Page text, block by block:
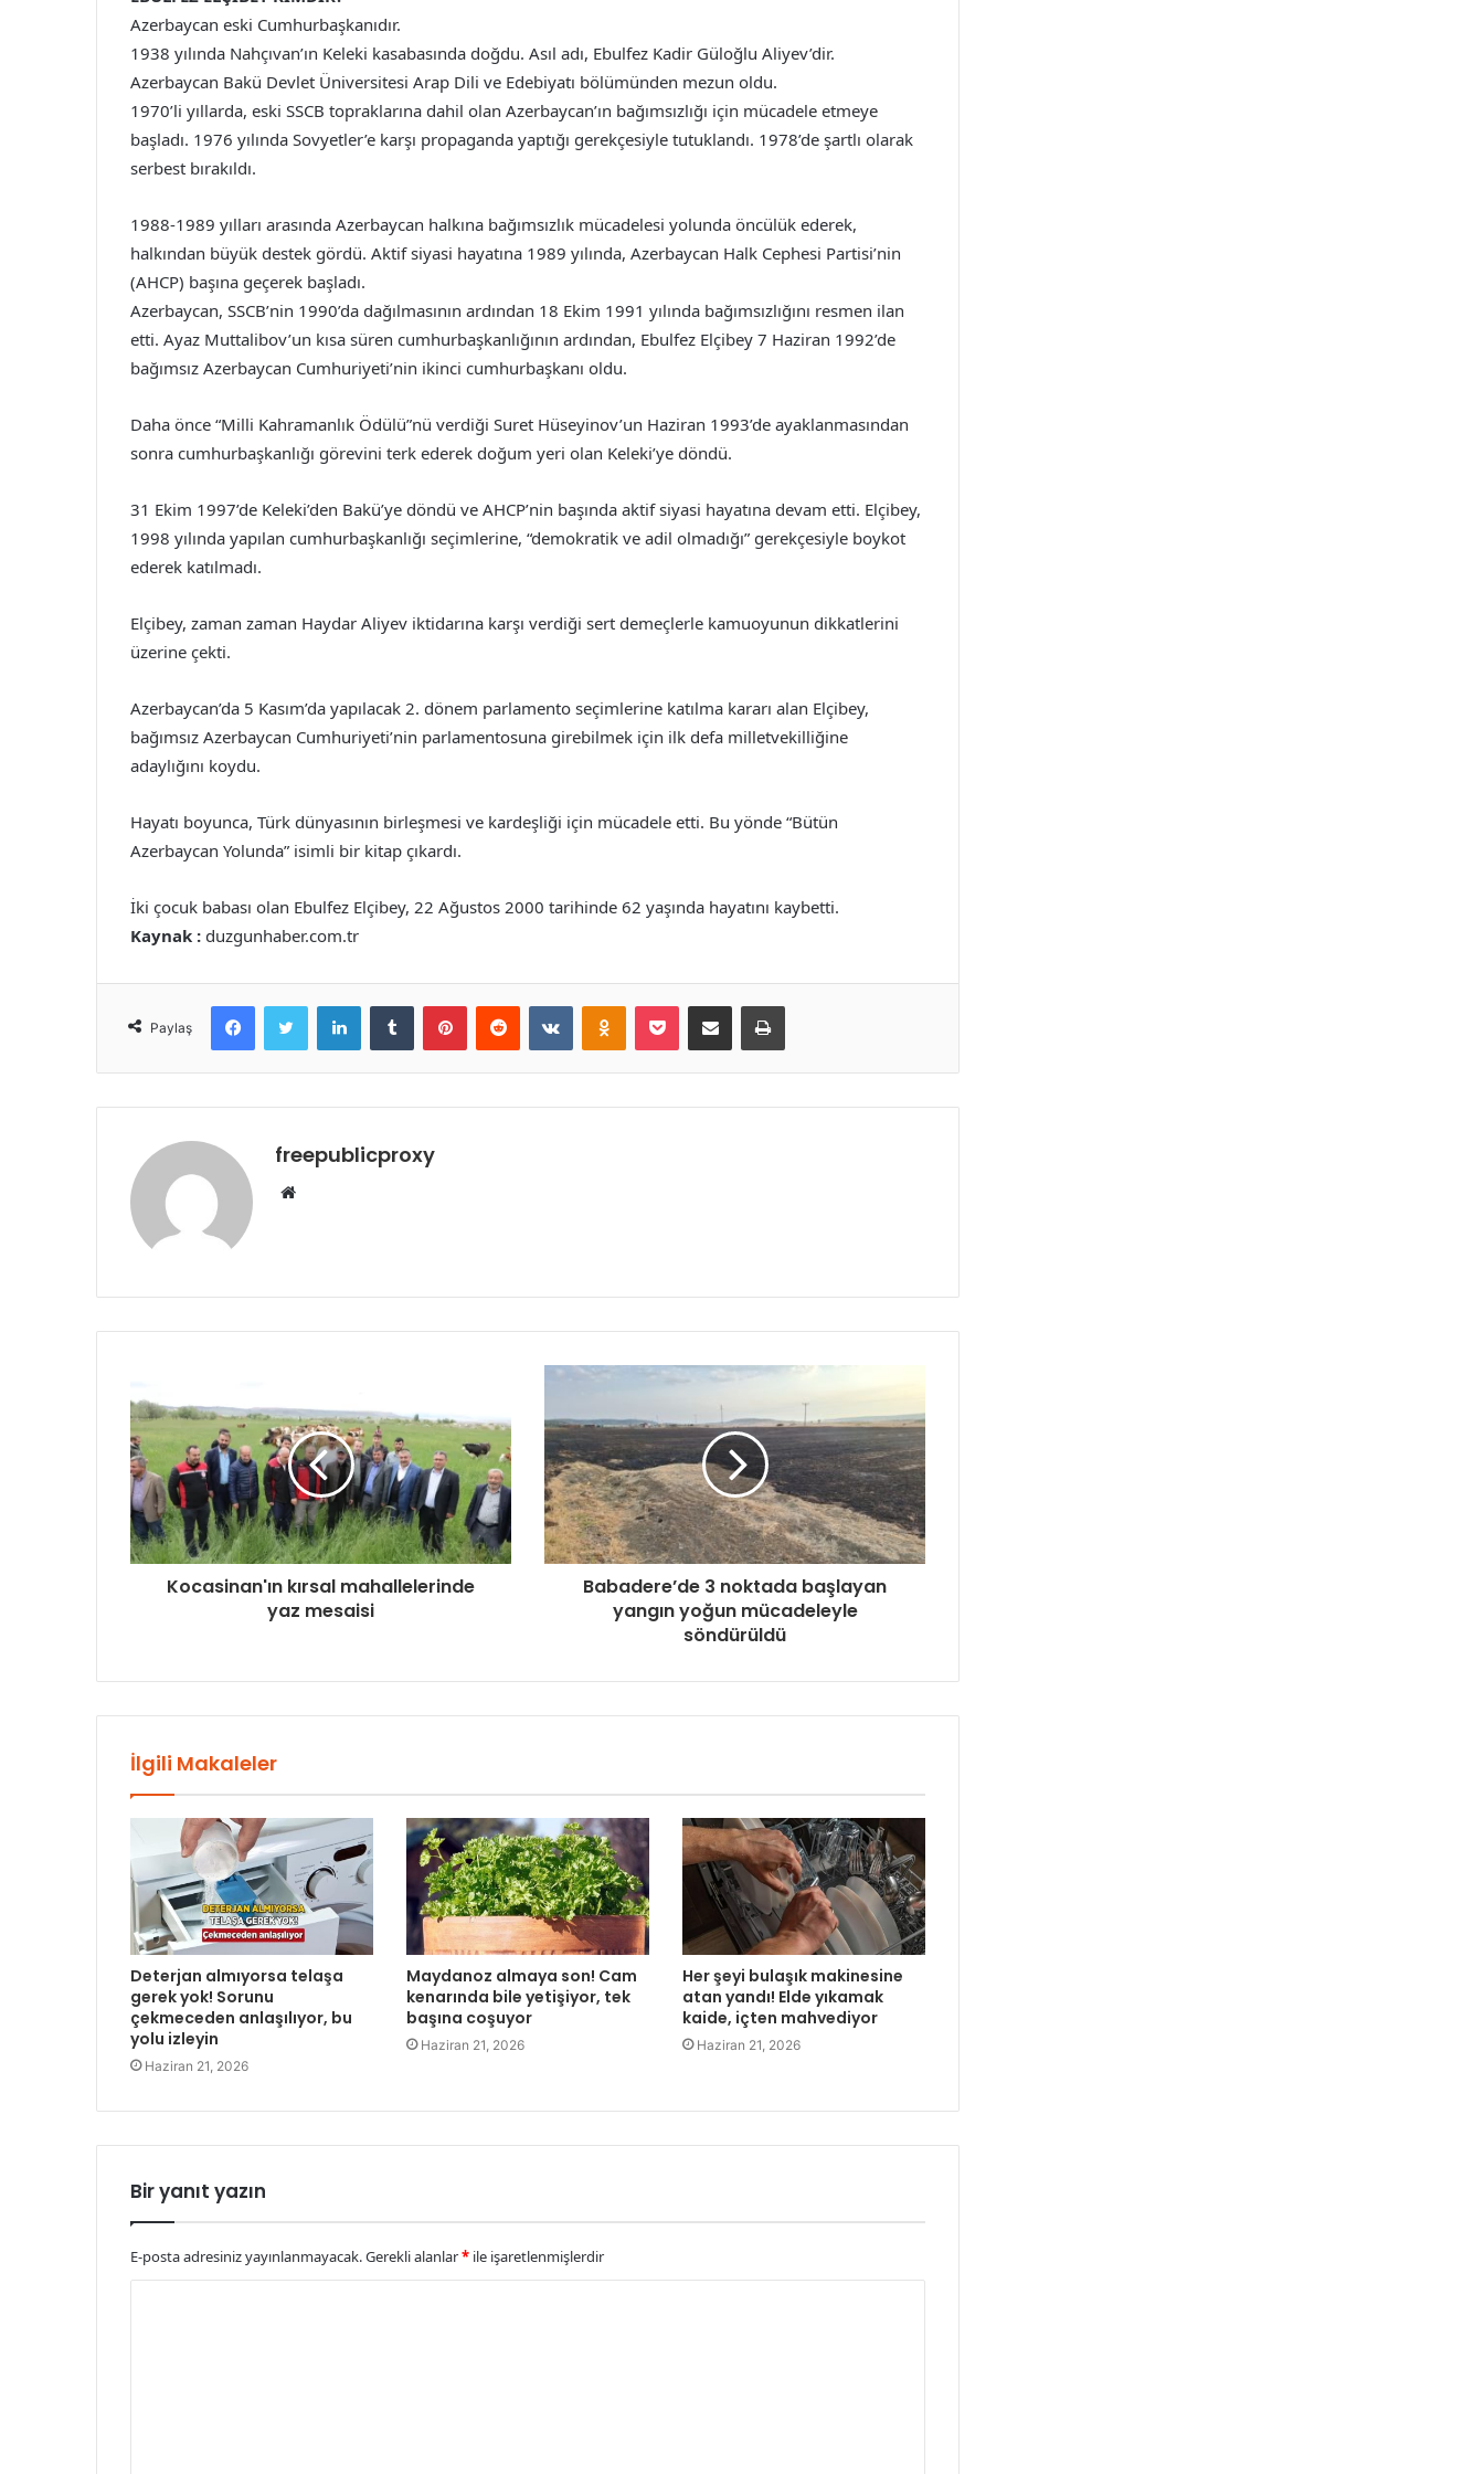
Azerbaycan eski Cumhurbaşkanıdır.
1938 yılında Nahçıvan’ın Keleki kasabasında doğdu. Asıl adı, Ebulfez Kadir Güloğlu Aliyev’dir.
Azerbaycan Bakü Devlet Üniversitesi Arap Dili ve Edebiyatı bölümünden mezun oldu.
1970’li yıllarda, eski SSCB topraklarına dahil olan Azerbaycan’ın bağımsızlığı için mücadele etmeye
başladı. 1976 yılında Sovyetler’e karşı propaganda yaptığı gerekçesiyle tutuklandı. 1978’de şartlı olarak
serbest bırakıldı.
1988-1989 yılları arasında Azerbaycan halkına bağımsızlık mücadelesi yolunda öncülük ederek,
halkından büyük destek gördü. Aktif siyasi hayatına 1989 yılında, Azerbaycan Halk Cephesi Partisi’nin
(AHCP) başına geçerek başladı.
Azerbaycan, SSCB’nin 1990’da dağılmasının ardından 18 Ekim 1991 yılında bağımsızlığını resmen ilan
etti. Ayaz Muttalibov’un kısa süren cumhurbaşkanlığının ardından, Ebulfez Elçibey 7 Haziran 1992’de
bağımsız Azerbaycan Cumhuriyeti’nin ikinci cumhurbaşkanı oldu.
Daha önce “Milli Kahramanlık Ödülü”nü verdiği Suret Hüseyinov’un Haziran 1993’de ayaklanmasından
sonra cumhurbaşkanlığı görevini terk ederek doğum yeri olan Keleki’ye döndü.
31 Ekim 1997’de Keleki’den Bakü’ye döndü ve AHCP’nin başında aktif siyasi hayatına devam etti. Elçibey,
1998 yılında yapılan cumhurbaşkanlığı seçimlerine, “demokratik ve adil olmadığı” gerekçesiyle boykot
ederek katılmadı.
Elçibey, zaman zaman Haydar Aliyev iktidarına karşı verdiği sert demeçlerle kamuoyunun dikkatlerini
üzerine çekti.
Azerbaycan’da 5 Kasım’da yapılacak 2. dönem parlamento seçimlerine katılma kararı alan Elçibey,
bağımsız Azerbaycan Cumhuriyeti’nin parlamentosuna girebilmek için ilk defa milletvekilliğine
adaylığını koydu.
Hayatı boyunca, Türk dünyasının birleşmesi ve kardeşliği için mücadele etti. Bu yönde “Bütün
Azerbaycan Yolunda” isimli bir kitap çıkardı.
İki çocuk babası olan Ebulfez Elçibey, 22 Ağustos 2000 tarihinde 62 yaşında hayatını kaybetti.
Kaynak : duzgunhaber.com.tr
Paylaş
FacebookTwitter LinkedInTumblr PinterestReddit VKontakteOdnoklassniki
Pocket E-Posta ile paylaş Yazdır
freepublicproxy
Web
Kocasinan'ın kırsal mahallelerinde
yaz mesaisi
Babadere’de 3 noktada başlayan
yangın yoğun mücadeleyle
söndürüldü
İlgili Makaleler
Deterjan almıyorsa telaşa
gerek yok! Sorunu
çekmeceden anlaşılıyor, bu
yolu izleyin
Haziran 21, 2026
Maydanoz almaya son! Cam
kenarında bile yetişiyor, tek
başına coşuyor
Haziran 21, 2026
Her şeyi bulaşık makinesine
atan yandı! Elde yıkamak
kaide, içten mahvediyor
Haziran 21, 2026
Bir yanıt yazın
E-posta adresiniz yayınlanmayacak.Gerekli alanlar* ile işaretlenmişlerdir